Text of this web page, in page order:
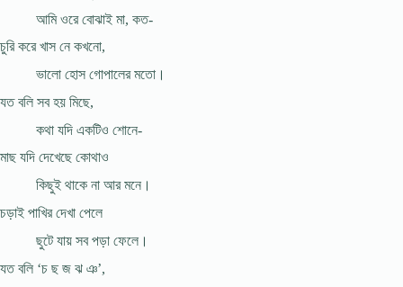
আমি ওরে বোঝাই মা, কত-
চুরি করে খাস নে কখনো,
ভালো হোস গোপালের মতো।
যত বলি সব হয় মিছে,
কথা যদি একটিও শোনে-
মাছ যদি দেখেছে কোথাও
কিছুই থাকে না আর মনে।
চড়াই পাখির দেখা পেলে
ছুটে যায় সব পড়া ফেলে।
যত বলি ‘চ ছ জ ঝ ঞ’,